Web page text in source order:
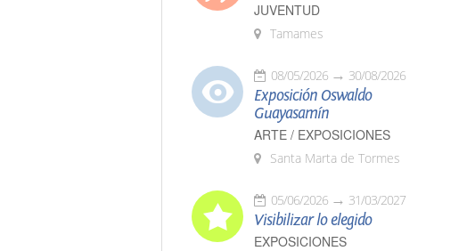
JUVENTUD
Tamames
08/05/2026 30/08/2026
Exposición Oswaldo
Guayasamín
ARTE / EXPOSICIONES
Santa Marta de Tormes
05/06/2026 31/03/2027
Visibilizar lo elegido
EXPOSICIONES